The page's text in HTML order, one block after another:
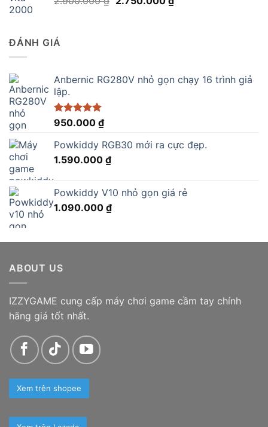
ĐÁNH GIÁ
Anbernic RG280V nhỏ gọn chạy 16 trình giả
lập.
Được xếp
5 sao
950.000 ₫
Powkiddy RGB30 mới ra cực đẹp.
1.590.000 ₫
Powkiddy V10 nhỏ gọn giá rẻ
1.090.000 ₫
ABOUT US
IZZYGAME cung cấp máy chơi game cầm tay chính
hãng giá tốt nhất.
Xem trên shopee